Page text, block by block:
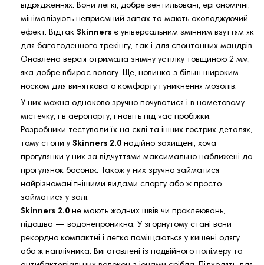
відрядженнях. Вони легкі, добре вентильовані, ергономічні,
мінімалізують неприємний запах та мають охолоджуючий
ефект. Відтак Skinners є універсальним змінним взуттям як
для багатоденного трекінгу, так і для спонтанних мандрів.
Оновлена версія отримала знімну устілку товщиною 2 мм,
яка добре вбирає вологу. Ще, новинка з більш широким
носком для виняткового комфорту і уникнення мозолів.
У них можна однаково зручно почуватися і в наметовому
містечку, і в аеропорту, і навіть під час пробіжки.
Розробники тестували їх на склі та інших гострих деталях,
тому стопи у Skinners 2.0 надійно захищені, хоча
прогулянки у них за відчуттями максимально наближені до
прогулянок босоніж. Також у них зручно займатися
найрізноманітнішими видами спорту або ж просто
займатися у залі.
Skinners 2.0 не мають жодних швів чи проклеювань,
підошва — водонепроникна. У згорнутому стані вони
рекордно компактні і легко поміщаються у кишені одягу
або ж наплічника. Виготовлені із подвійного полімеру та